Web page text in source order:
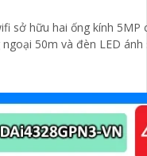
sở hữu hai ống kính 5MP
50m và đèn LED